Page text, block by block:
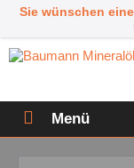
Sie wünschen
Menü